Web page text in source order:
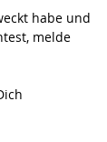
habe und
melde